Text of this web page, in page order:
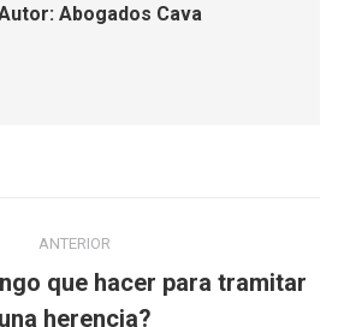
Abogados Cava
ANTERIOR
Publicación
que hacer para tramitar
una herencia?